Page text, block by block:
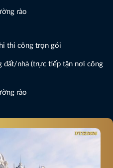
rào
thi công trọn gói
đất/nhà (trực tiếp tận nơi công
rào